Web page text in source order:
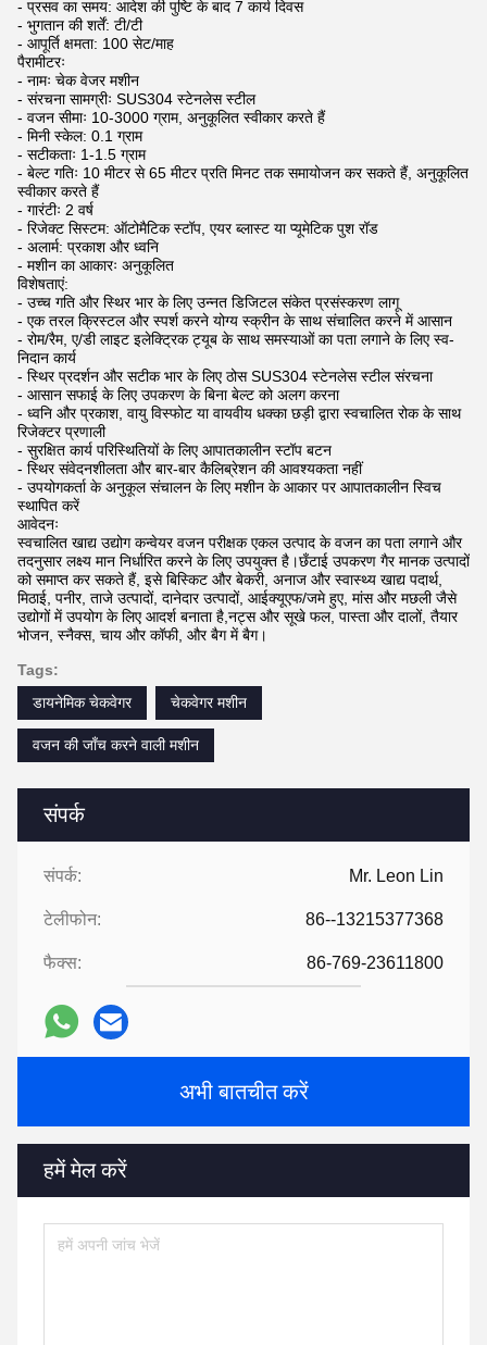
संपर्क
संपर्क: Mr. Leon Lin
टेलीफोन: 86--13215377368
फैक्स: 86-769-23611800
अभी बातचीत करें
हमें मेल करें
- प्रसव का समय: आदेश की पुष्टि के बाद 7 कार्य दिवस
- भुगतान की शर्तें: टी/टी
- आपूर्ति क्षमता: 100 सेट/माह
पैरामीटरः
- नामः चेक वेजर मशीन
- संरचना सामग्रीः SUS304 स्टेनलेस स्टील
- वजन सीमाः 10-3000 ग्राम, अनुकूलित स्वीकार करते हैं
- मिनी स्केल: 0.1 ग्राम
- सटीकताः 1-1.5 ग्राम
- बेल्ट गतिः 10 मीटर से 65 मीटर प्रति मिनट तक समायोजन कर सकते हैं, अनुकूलित
स्वीकार करते हैं
- गारंटीः 2 वर्ष
- रिजेक्ट सिस्टम: ऑटोमैटिक स्टॉप, एयर ब्लास्ट या प्यूमेटिक पुश रॉड
- अलार्म: प्रकाश और ध्वनि
- मशीन का आकारः अनुकूलित
विशेषताएं:
- उच्च गति और स्थिर भार के लिए उन्नत डिजिटल संकेत प्रसंस्करण लागू
- एक तरल क्रिस्टल और स्पर्श करने योग्य स्क्रीन के साथ संचालित करने में आसान
- रोम/रैम, ए/डी लाइट इलेक्ट्रिक ट्यूब के साथ समस्याओं का पता लगाने के लिए स्व-
निदान कार्य
- स्थिर प्रदर्शन और सटीक भार के लिए ठोस SUS304 स्टेनलेस स्टील संरचना
- आसान सफाई के लिए उपकरण के बिना बेल्ट को अलग करना
- ध्वनि और प्रकाश, वायु विस्फोट या वायवीय धक्का छड़ी द्वारा स्वचालित रोक के साथ
रिजेक्टर प्रणाली
- सुरक्षित कार्य परिस्थितियों के लिए आपातकालीन स्टॉप बटन
- स्थिर संवेदनशीलता और बार-बार कैलिब्रेशन की आवश्यकता नहीं
- उपयोगकर्ता के अनुकूल संचालन के लिए मशीन के आकार पर आपातकालीन स्विच
स्थापित करें
आवेदनः
स्वचालित खाद्य उद्योग कन्वेयर वजन परीक्षक एकल उत्पाद के वजन का पता लगाने और
तदनुसार लक्ष्य मान निर्धारित करने के लिए उपयुक्त है।छँटाई उपकरण गैर मानक उत्पादों
को समाप्त कर सकते हैं, इसे बिस्किट और बेकरी, अनाज और स्वास्थ्य खाद्य पदार्थ,
मिठाई, पनीर, ताजे उत्पादों, दानेदार उत्पादों, आईक्यूएफ/जमे हुए, मांस और मछली जैसे
उद्योगों में उपयोग के लिए आदर्श बनाता है,नट्स और सूखे फल, पास्ता और दालों, तैयार
भोजन, स्नैक्स, चाय और कॉफी, और बैग में बैग।
Tags:
डायनेमिक चेकवेगर
चेकवेगर मशीन
वजन की जाँच करने वाली मशीन